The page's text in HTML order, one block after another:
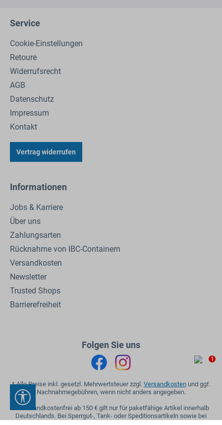
Service
Cookie-Einstellungen
Retoure
Widerrufsrecht
AGB
Datenschutz
Impressum
Kontakt
Vertrag widerrufen
Informationen
Jobs & Karriere
Über uns
Zahlungsarten
Rücknahme von IBC-Containern
Versandkosten
Newsletter
Trusted Shops
Barrierefreiheit
Folgen Sie uns
* Alle Preise inkl. gesetzl. Mehrwertsteuer zzgl. Versandkostenund ggf.
Nachnahmegebühren, wenn nicht anders angegeben.
** Versandkostenfrei ab 150 € gilt nur für paketfähige Artikel innerhalb
Deutschlands. Bei Sperrgut-, Tank- oder Speditionsartikeln sowie bei
Werkzeugleiste anzeigen
1